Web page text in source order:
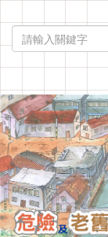
到
主
容
區
塊